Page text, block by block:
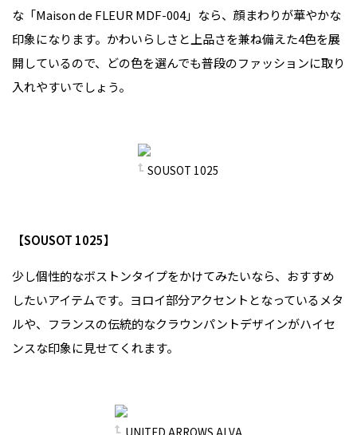
な「Maison de FLEUR MDF-004」なら、顔まわりが華やかな
印象になります。かわいらしさと上品さを兼ね備えた4色を展
開しているので、どの色を選んでも普段のファッションに取り
入れやすいでしょう。
SOUSOT 1025
【SOUSOT 1025】
少し個性的なボストンタイプをかけてみたいなら、おすすめ
したいアイテムです。ヨロイ部分アクセントとなっているメタ
ルや、フランスの伝統的なクラウンパントデザインがハイセ
ンスな印象に見せてくれます。
UNITED ARROWS ALVA